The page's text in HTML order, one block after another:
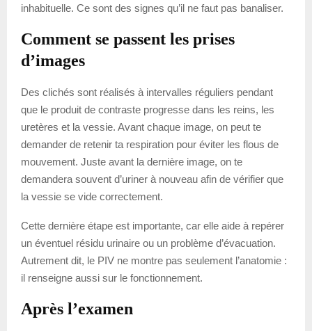
inhabituelle. Ce sont des signes qu’il ne faut pas banaliser.
Comment se passent les prises
d’images
Des clichés sont réalisés à intervalles réguliers pendant
que le produit de contraste progresse dans les reins, les
uretères et la vessie. Avant chaque image, on peut te
demander de retenir ta respiration pour éviter les flous de
mouvement. Juste avant la dernière image, on te
demandera souvent d’uriner à nouveau afin de vérifier que
la vessie se vide correctement.
Cette dernière étape est importante, car elle aide à repérer
un éventuel résidu urinaire ou un problème d’évacuation.
Autrement dit, le PIV ne montre pas seulement l’anatomie :
il renseigne aussi sur le fonctionnement.
Après l’examen